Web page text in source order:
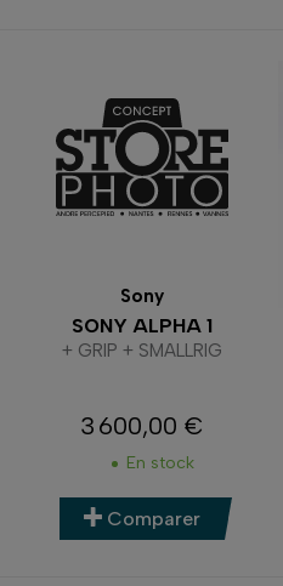
Sony
SONY ALPHA 1
+ GRIP + SMALLRIG
Prix
3 600,00 €
En stock
Comparer